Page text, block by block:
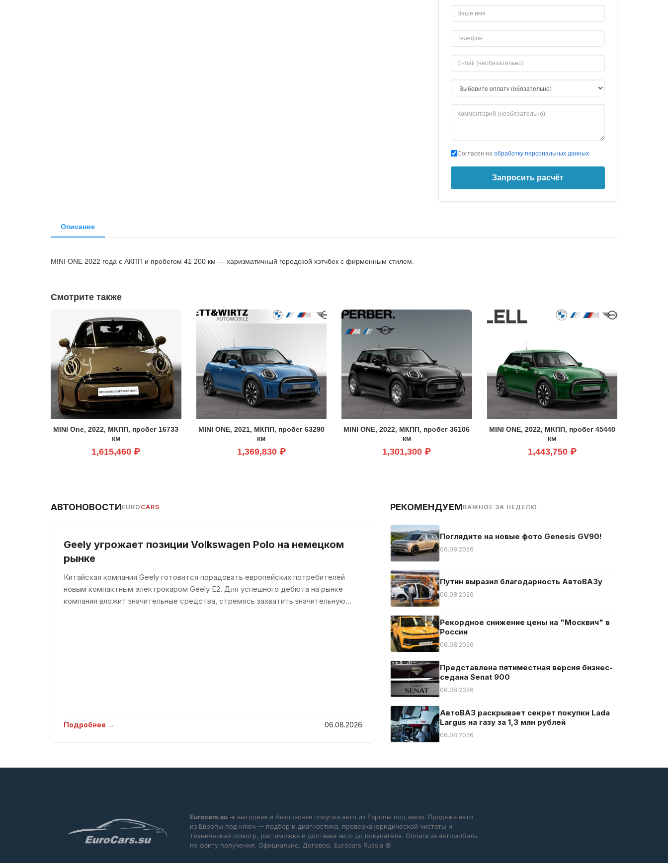
Согласен на обработку персональных данных
Запросить расчёт
Описание
MINI ONE 2022 года с АКПП и пробегом 41 200 км — харизматичный городской хэтчбек с фирменным стилем.
Смотрите также
MINI One, 2022, МКПП, пробег 16733
км
1,615,460 ₽
MINI ONE, 2021, МКПП, пробег 63290
км
1,369,830 ₽
MINI ONE, 2022, МКПП, пробег 36106
км
1,301,300 ₽
MINI ONE, 2022, МКПП, пробег 45440
км
1,443,750 ₽
АВТОНОВОСТИEURO CARS
Geely угрожает позиции Volkswagen Polo на немецком
рынке
Китайская компания Geely готовится порадовать европейских потребителей
новым компактным электрокаром Geely E2. Для успешного дебюта на рынке
компания вложит значительные средства, стремясь захватить значительную
Подробнее → 06.08.2026
РЕКОМЕНДУЕМВАЖНОЕ ЗА НЕДЕЛЮ
Поглядите на новые фото Genesis GV90!
06.08.2026
Путин выразил благодарность АвтоВАЗу
06.08.2026
Рекордное снижение цены на "Москвич" в
России
06.08.2026
Представлена пятиместная версия бизнес-
седана Senat 900
06.08.2026
АвтоВАЗ раскрывает секрет покупки Lada
Largus на газу за 1,3 млн рублей
06.08.2026
Eurocars.su ➜ выгодная и безопасная покупка авто из Европы под заказ. Продажа авто
из Европы под ключ — подбор и диагностика, проверка юридической чистоты и
технический осмотр, растаможка и доставка авто до покупателя. Оплата за автомобиль
по факту получения. Официально. Договор. Eurocars Russia ©